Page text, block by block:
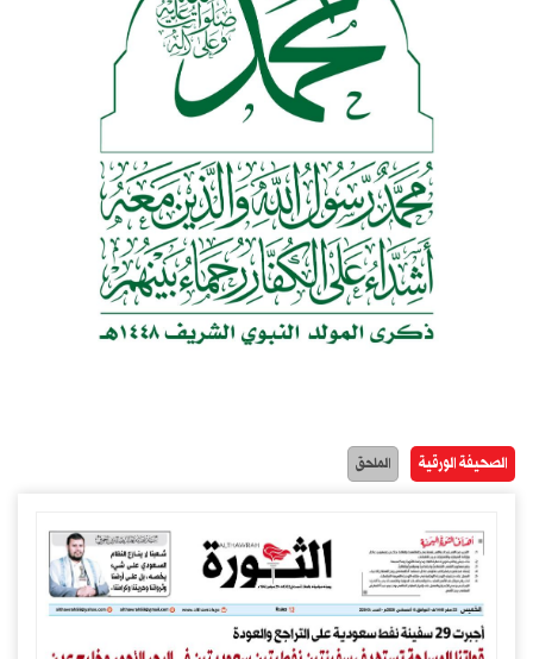
الصحيفة الورقية الملحق